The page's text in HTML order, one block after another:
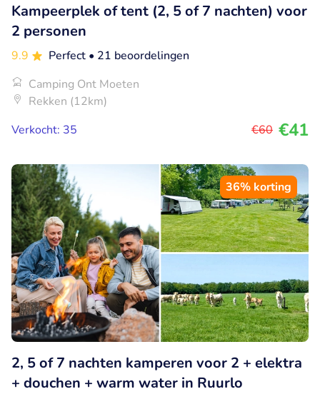
Kampeerplek of tent (2, 5 of 7 nachten) voor
2 personen
9.9 Perfect • 21 beoordelingen
Camping Ont Moeten
Rekken (12km)
Verkocht: 35
€60 €41
36% korting
2, 5 of 7 nachten kamperen voor 2 + elektra
+ douchen + warm water in Ruurlo